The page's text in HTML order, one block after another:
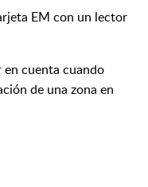
EM con un lector
cuenta cuando
de una zona en